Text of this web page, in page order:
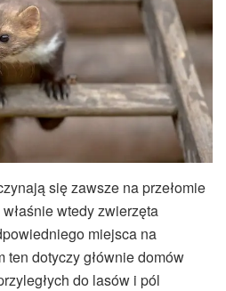
się zawsze na przełomie
wtedy zwierzęta
miejsca na
dotyczy głównie domów
do lasów i pól